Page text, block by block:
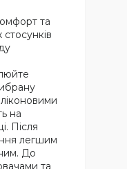
та
на
Після
легшим
До
та